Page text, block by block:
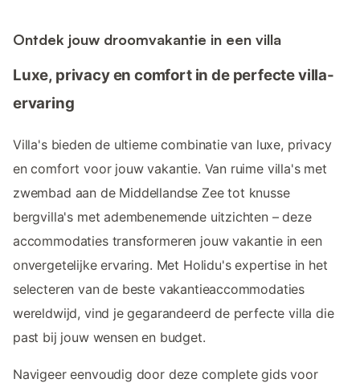
Ontdek jouw droomvakantie in een villa
Luxe, privacy en comfort in de perfecte villa-
ervaring
Villa's bieden de ultieme combinatie van luxe, privacy
en comfort voor jouw vakantie. Van ruime villa's met
zwembad aan de Middellandse Zee tot knusse
bergvilla's met adembenemende uitzichten – deze
accommodaties transformeren jouw vakantie in een
onvergetelijke ervaring. Met Holidu's expertise in het
selecteren van de beste vakantieaccommodaties
wereldwijd, vind je gegarandeerd de perfecte villa die
past bij jouw wensen en budget.
Navigeer eenvoudig door deze complete gids voor